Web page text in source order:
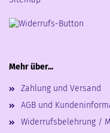
Mehr über...
Zahlung und Versand
AGB und
Widerrufsbelehrung /